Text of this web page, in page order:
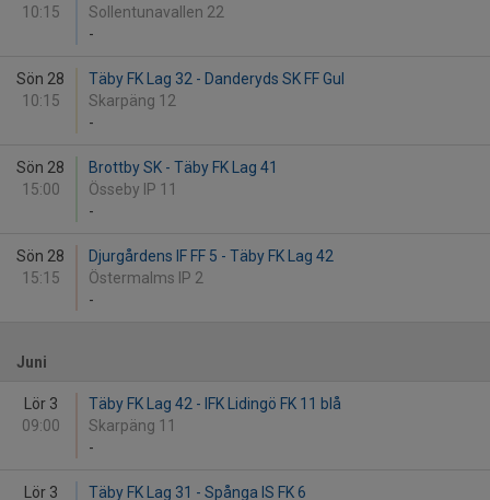
10:15
Sollentunavallen 22
-
Sön 28
10:15
Täby FK Lag 32 - Danderyds SK FF Gul
Skarpäng 12
-
Sön 28
15:00
Brottby SK - Täby FK Lag 41
Össeby IP 11
-
Sön 28
15:15
Djurgårdens IF FF 5 - Täby FK Lag 42
Östermalms IP 2
-
Juni
Lör 3
09:00
Täby FK Lag 42 - IFK Lidingö FK 11 blå
Skarpäng 11
-
Lör 3 Täby FK Lag 31 - Spånga IS FK 6